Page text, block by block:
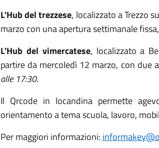
L'Hub del trezzese, localizzato a Trezzo
marzo con una apertura settimanale fissa,
L'Hub del vimercatese, localizzato a
partire da mercoledì 12 marzo, con due
alle 17:30.
Il Qrcode in locandina permette
orientamento a tema scuola, lavoro,
Per maggiori informazioni: